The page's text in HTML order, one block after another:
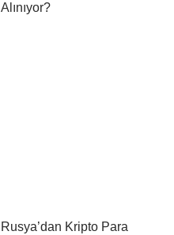
Alınıyor?
Rusya’dan Kripto Para